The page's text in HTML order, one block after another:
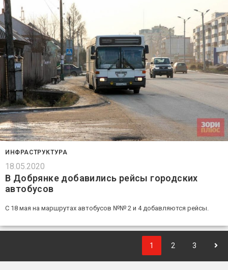
ИНФРАСТРУКТУРА
18.05.2020
В Добрянке добавились рейсы городских
автобусов
С 18 мая на маршрутах автобусов №№ 2 и 4 добавляются рейсы.
1 2 3